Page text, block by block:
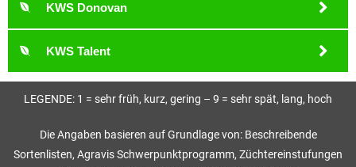
KWS Donovan
KWS Talent
LEGENDE: 1 = sehr früh, kurz, gering – 9 = sehr spät, lang, hoch
Die Angaben basieren auf Grundlage von: Beschreibende
Sortenlisten, Agravis Schwerpunktprogramm, Züchtereinstufungen